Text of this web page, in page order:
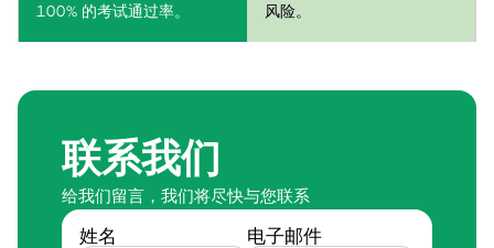
100% 的考试通过率。
风险。
联系我们
给我们留言，我们将尽快与您联系
姓名 电子邮件